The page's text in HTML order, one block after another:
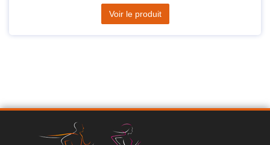
Voir le produit